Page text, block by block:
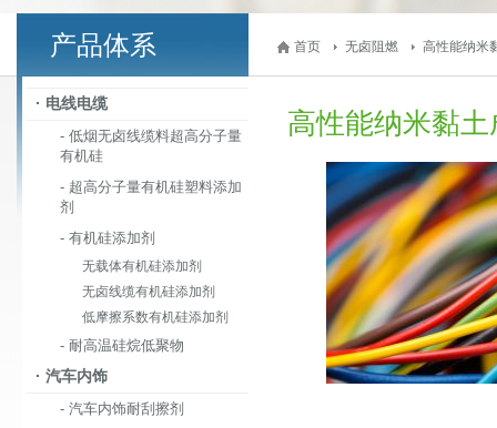
首页 无卤阻燃 高性能纳米
产品体系
· 电线电缆
- 低烟无卤线缆料超高分子量
有机硅
- 超高分子量有机硅塑料添加
剂
- 有机硅添加剂
无载体有机硅添加剂
无卤线缆有机硅添加剂
低摩擦系数有机硅添加剂
- 耐高温硅烷低聚物
· 汽车内饰
- 汽车内饰耐刮擦剂
高性能纳米黏